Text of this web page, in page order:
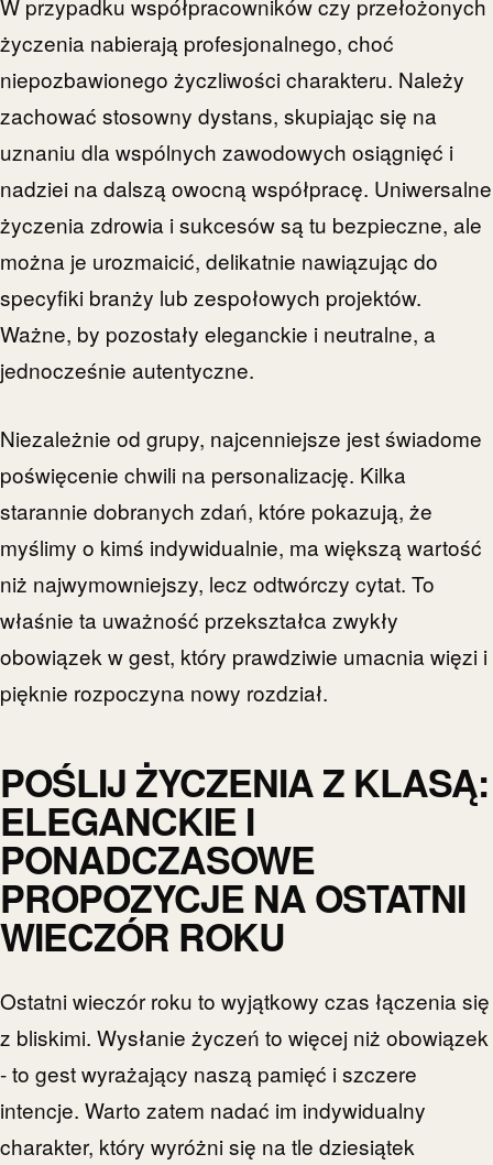
W przypadku współpracowników czy przełożonych
życzenia nabierają profesjonalnego, choć
niepozbawionego życzliwości charakteru. Należy
zachować stosowny dystans, skupiając się na
uznaniu dla wspólnych zawodowych osiągnięć i
nadziei na dalszą owocną współpracę. Uniwersalne
życzenia zdrowia i sukcesów są tu bezpieczne, ale
można je urozmaicić, delikatnie nawiązując do
specyfiki branży lub zespołowych projektów.
Ważne, by pozostały eleganckie i neutralne, a
jednocześnie autentyczne.
Niezależnie od grupy, najcenniejsze jest świadome
poświęcenie chwili na personalizację. Kilka
starannie dobranych zdań, które pokazują, że
myślimy o kimś indywidualnie, ma większą wartość
niż najwymowniejszy, lecz odtwórczy cytat. To
właśnie ta uważność przekształca zwykły
obowiązek w gest, który prawdziwie umacnia więzi i
pięknie rozpoczyna nowy rozdział.
POŚLIJ ŻYCZENIA Z KLASĄ:
ELEGANCKIE I
PONADCZASOWE
PROPOZYCJE NA OSTATNI
WIECZÓR ROKU
Ostatni wieczór roku to wyjątkowy czas łączenia się
z bliskimi. Wysłanie życzeń to więcej niż obowiązek
- to gest wyrażający naszą pamięć i szczere
intencje. Warto zatem nadać im indywidualny
charakter, który wyróżni się na tle dziesiątek